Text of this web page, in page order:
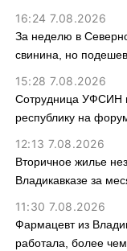
16:24 7.08.2026
За неделю в
свинина, но
15:28 7.08.2026
Сотрудница УФСИН
республику на
12:13 7.08.2026
Вторичное жилье
Владикавказе за
11:30 7.08.2026
Фармацевт из
работала, более